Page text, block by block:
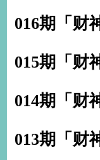
016期「财
015期「财
014期「财
013期「财